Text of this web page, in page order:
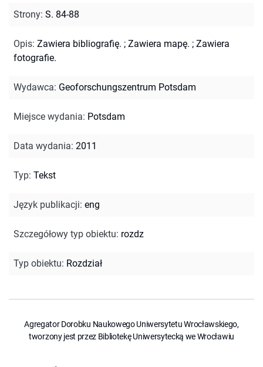
Strony: S. 84-88
Opis: Zawiera bibliografię. ; Zawiera mapę. ; Zawiera
fotografie.
Wydawca: Geoforschungszentrum Potsdam
Miejsce wydania: Potsdam
Data wydania: 2011
Typ: Tekst
Język publikacji: eng
Szczegółowy typ obiektu: rozdz
Typ obiektu: Rozdział
Agregator Dorobku Naukowego Uniwersytetu Wrocławskiego,
tworzony jest przez Bibliotekę Uniwersytecką we Wrocławiu